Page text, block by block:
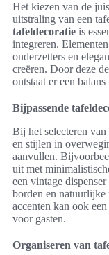
Het kiezen van de
uitstraling van een
tafeldecoratie is
integreren.
onderzetters en
creëren. Door deze
ontstaat er een
Bijpassende
Bij het selecteren
en stijlen in
aanvullen.
uit met
een vintage
borden en natuurlijke
accenten kan ook
voor gasten.
Organiseren van